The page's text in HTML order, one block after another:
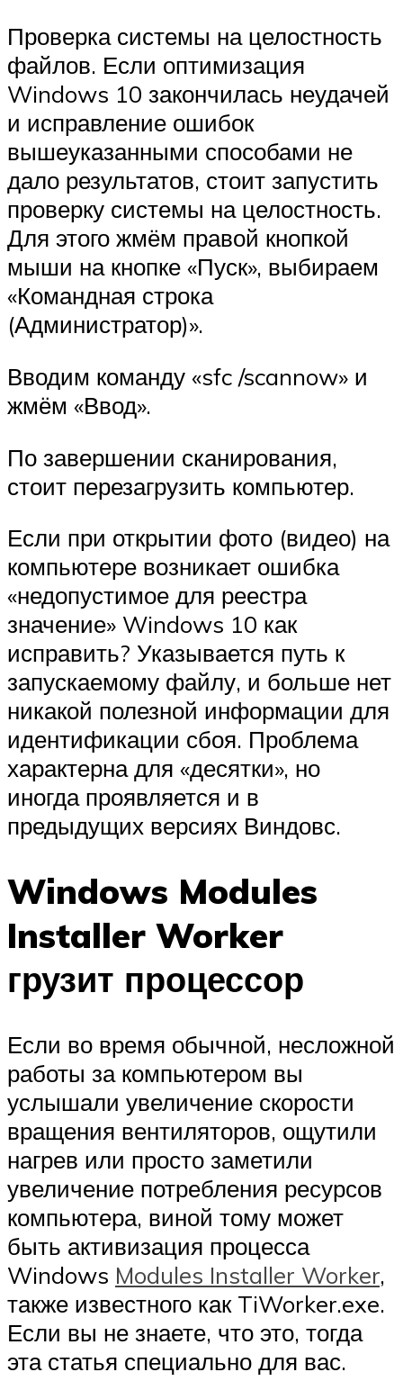
Проверка системы на целостность
файлов. Если оптимизация
Windows 10 закончилась неудачей
и исправление ошибок
вышеуказанными способами не
дало результатов, стоит запустить
проверку системы на целостность.
Для этого жмём правой кнопкой
мыши на кнопке «Пуск», выбираем
«Командная строка
(Администратор)».
Вводим команду «sfc /scannow» и
жмём «Ввод».
По завершении сканирования,
стоит перезагрузить компьютер.
Если при открытии фото (видео) на
компьютере возникает ошибка
«недопустимое для реестра
значение» Windows 10 как
исправить? Указывается путь к
запускаемому файлу, и больше нет
никакой полезной информации для
идентификации сбоя. Проблема
характерна для «десятки», но
иногда проявляется и в
предыдущих версиях Виндовс.
Windows Modules
Installer Worker
грузит процессор
Если во время обычной, несложной
работы за компьютером вы
услышали увеличение скорости
вращения вентиляторов, ощутили
нагрев или просто заметили
увеличение потребления ресурсов
компьютера, виной тому может
быть активизация процесса
Windows Modules Installer Worker,
также известного как TiWorker.exe.
Если вы не знаете, что это, тогда
эта статья специально для вас.